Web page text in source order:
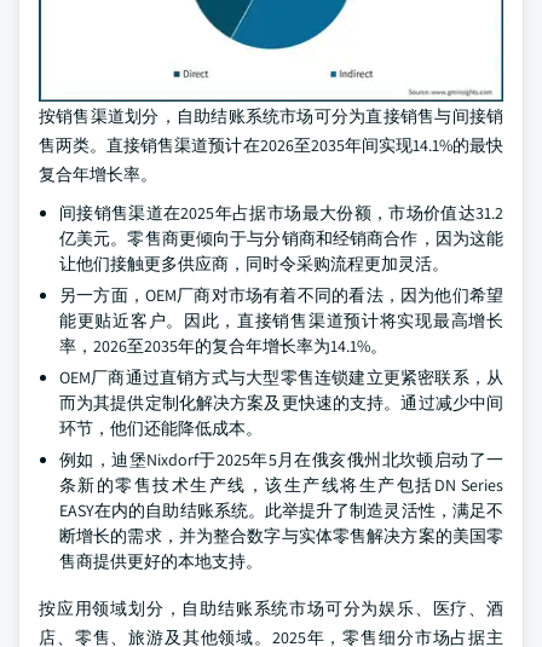
按销售渠道划分，自助结账系统市场可分为直接销售与间接销
售两类。直接销售渠道预计在2026至2035年间实现14.1%的最快
复合年增长率。
间接销售渠道在2025年占据市场最大份额，市场价值达31.2
亿美元。零售商更倾向于与分销商和经销商合作，因为这能
让他们接触更多供应商，同时令采购流程更加灵活。
另一方面，OEM厂商对市场有着不同的看法，因为他们希望
能更贴近客户。因此，直接销售渠道预计将实现最高增长
率，2026至2035年的复合年增长率为14.1%。
OEM厂商通过直销方式与大型零售连锁建立更紧密联系，从
而为其提供定制化解决方案及更快速的支持。通过减少中间
环节，他们还能降低成本。
例如，迪堡Nixdorf于2025年5月在俄亥俄州北坎顿启动了一
条新的零售技术生产线，该生产线将生产包括DN Series
EASY在内的自助结账系统。此举提升了制造灵活性，满足不
断增长的需求，并为整合数字与实体零售解决方案的美国零
售商提供更好的本地支持。
按应用领域划分，自助结账系统市场可分为娱乐、医疗、酒
店、零售、旅游及其他领域。2025年，零售细分市场占据主